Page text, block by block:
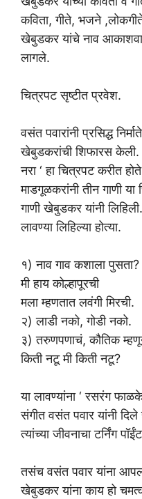
कविता, गीते, भजने
खेबुडकर यांचे नाव
लागले.
चित्रपट सृष्टीत प्रवेश.
वसंत पवारांनी प्रसिद्ध
खेबुडकरांची शिफारस केली.
नरा ‘ हा चित्रपट करीत
माडगूळकरांनी तीन गाणी या
गाणी खेबुडकर यांनी
लावण्या लिहिल्या होत्या.
१) नाव गाव कशाला पुसता?
मी हाय कोल्हापूरची
मला म्हणतात लवंगी मिरची.
२) लाडी नको, गोडी नको.
३) तरुणपणाचं, कौतिक
किती नटू मी किती नटू?
या लावण्यांना ‘ रसरंग
संगीत वसंत पवार यांनी
त्यांच्या जीवनाचा टर्निंग
तसंच वसंत पवार यांना
खेबुडकर यांना काय हो